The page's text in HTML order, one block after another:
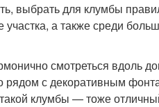
выбрать для клумбы
участка, а также среди
смотреться вдоль
рядом с декоративным
клумбы — тоже